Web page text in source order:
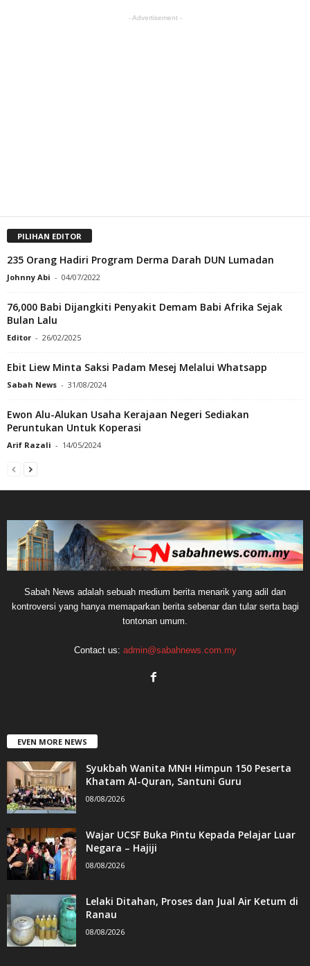
- Advertisement -
PILIHAN EDITOR
235 Orang Hadiri Program Derma Darah DUN Lumadan
Johnny Abi - 04/07/2022
76,000 Babi Dijangkiti Penyakit Demam Babi Afrika Sejak
Bulan Lalu
Editor - 26/02/2025
Ebit Liew Minta Saksi Padam Mesej Melalui Whatsapp
Sabah News - 31/08/2024
Ewon Alu-Alukan Usaha Kerajaan Negeri Sediakan
Peruntukan Untuk Koperasi
Arif Razali - 14/05/2024
Sabah News adalah sebuah medium berita menarik yang adil dan
kontroversi yang hanya memaparkan berita sebenar dan tular serta bagi
tontonan umum.
Contact us: admin@sabahnews.com.my
EVEN MORE NEWS
Syukbah Wanita MNH Himpun 150 Peserta
Khatam Al-Quran, Santuni Guru
08/08/2026
Wajar UCSF Buka Pintu Kepada Pelajar Luar
Negara – Hajiji
08/08/2026
Lelaki Ditahan, Proses dan Jual Air Ketum di
Ranau
08/08/2026